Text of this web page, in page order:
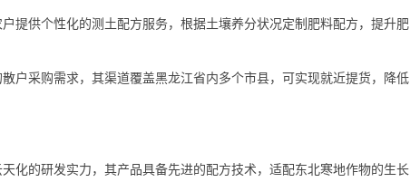
提供个性化的测土配方服务，根据土壤养分状况定制肥料配方，提升肥
户采购需求，其渠道覆盖黑龙江省内多个市县，可实现就近提货，降低
化的研发实力，其产品具备先进的配方技术，适配东北寒地作物的生长